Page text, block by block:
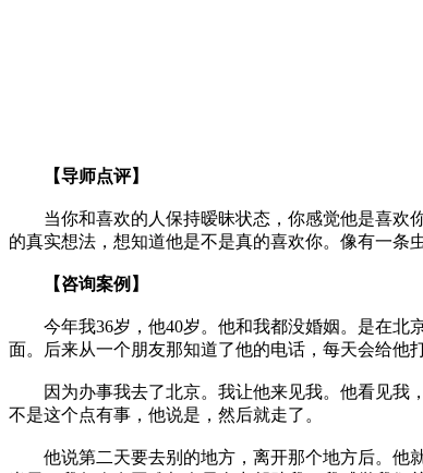
【导师点评】
当你和喜欢的人保持暧昧状态，你感觉他是喜欢你
的真实想法，想知道他是不是真的喜欢你。像有一条
【咨询案例】
今年我36岁，他40岁。他和我都没婚姻。是在北
面。后来从一个朋友那知道了他的电话，每天会给他
因为办事我去了北京。我让他来见我。他看见我，
不是这个点有事，他说是，然后就走了。
他说第二天要去别的地方，离开那个地方后。他就